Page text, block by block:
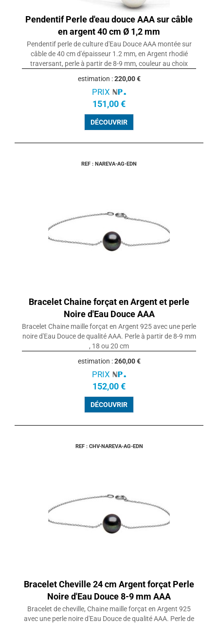
Pendentif Perle d'eau douce AAA sur câble
en argent 40 cm Ø 1,2 mm
Pendentif perle de culture d'Eau Douce AAA montée sur
câble de 40 cm d'épaisseur 1.2 mm, en Argent rhodié
traversant, perle à partir de 8-9 mm, couleur au choix
estimation :220,00 €
PRIX
151,00 €
DÉCOUVRIR
REF : NAREVA-AG-EDN
Bracelet Chaine forçat en Argent et perle
Noire d'Eau Douce AAA
Bracelet Chaine maille forçat en Argent 925 avec une perle
noire d'Eau Douce de qualité AAA. Perle à partir de 8-9 mm
, 18 ou 20 cm
estimation :260,00 €
PRIX
152,00 €
DÉCOUVRIR
REF : CHV-NAREVA-AG-EDN
Bracelet Cheville 24 cm Argent forçat Perle
Noire d'Eau Douce 8-9 mm AAA
Bracelet de cheville, Chaine maille forçat en Argent 925
avec une perle noire d'Eau Douce de qualité AAA. Perle de